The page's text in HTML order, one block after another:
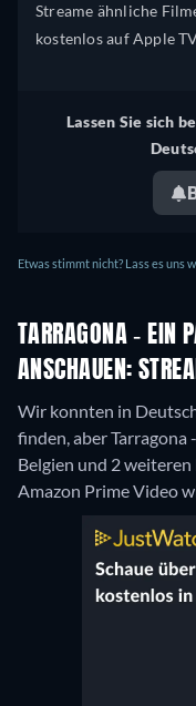
Streame ähnliche
kostenlos auf Apple
Lassen Sie sich
Etwas stimmt nicht? Lass es uns
TARRAGONA - EIN
ANSCHAUEN:
Wir konnten in
finden, aber Tarragona
Belgien und 2
Amazon Prime Video